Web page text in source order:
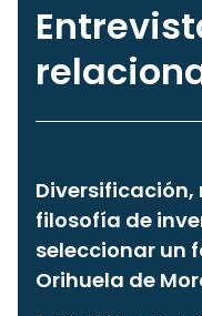
filosofía de
seleccionar un
Orihuela de